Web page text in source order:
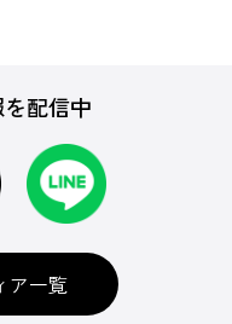
配信中
ア一覧